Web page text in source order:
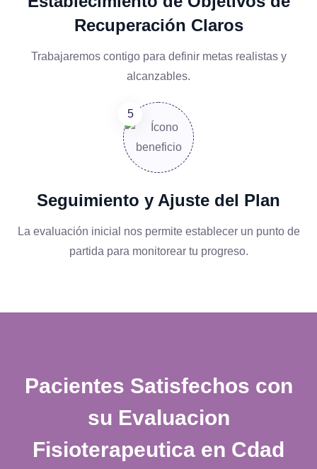
Recuperación Claros
Trabajaremos contigo para definir metas realistas y
alcanzables.
Seguimiento y Ajuste del Plan
La evaluación inicial nos permite establecer un punto de
partida para monitorear tu progreso.
Pacientes Satisfechos con
su Evaluacion
Fisioterapeutica en Cdad